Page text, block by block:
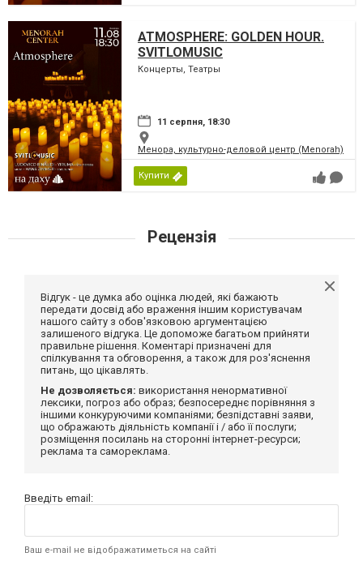
ATMOSPHERE: GOLDEN HOUR.
SVITLOMUSIC
Концерты, Театры
11 серпня, 18:30
Менора, культурно-деловой центр (Menorah)
Купити
Рецензія
Відгук - це думка або оцінка людей, які бажають
передати досвід або враження іншим користувачам
нашого сайту з обов'язковою аргументацією
залишеного відгука. Це допоможе багатьом прийняти
правильне рішення. Коментарі призначені для
спілкування та обговорення, а також для роз'яснення
питань, що цікавлять.
Не дозволяється: використання ненормативної
лексики, погроз або образ; безпосереднє порівняння з
іншими конкуруючими компаніями; безпідставні заяви,
що ображають діяльність компанії і / або її послуги;
розміщення посилань на сторонні інтернет-ресурси;
реклама та самореклама.
Введіть email:
Ваш e-mail не відображатиметься на сайті